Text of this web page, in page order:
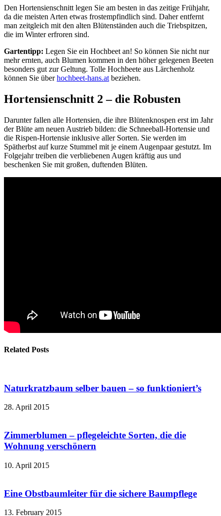
Den Hortensienschnitt legen Sie am besten in das zeitige Frühjahr,
da die meisten Arten etwas frostempfindlich sind. Daher entfernt
man zeitgleich mit den alten Blütenständen auch die Triebspitzen,
die im Winter erfroren sind.
Gartentipp: Legen Sie ein Hochbeet an! So können Sie nicht nur
mehr ernten, auch Blumen kommen in den höher gelegenen Beeten
besonders gut zur Geltung. Tolle Hochbeete aus Lärchenholz
können Sie überhochbeet-hans.at beziehen.
Hortensienschnitt 2 – die Robusten
Darunter fallen alle Hortensien, die ihre Blütenknospen erst im Jahr
der Blüte am neuen Austrieb bilden: die Schneeball-Hortensie und
die Rispen-Hortensie inklusive aller Sorten. Sie werden im
Spätherbst auf kurze Stummel mit je einem Augenpaar gestutzt. Im
Folgejahr treiben die verbliebenen Augen kräftig aus und
beschenken Sie mit großen, duftenden Blüten.
Related Posts
Naturkratzbaum selber bauen – so funktioniert’s
28. April 2015
Zimmerblumen – pflegeleichte Sorten, die die
Wohnung verschönern
10. April 2015
Eine Obstbaumleiter für die sichere Baumpflege
13. February 2015